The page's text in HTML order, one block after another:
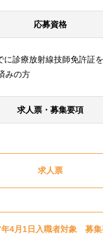
応募資格
に診療放射線技師免許証
みの方
求人票・募集要項
求人票
4月1日入職者対象 募集